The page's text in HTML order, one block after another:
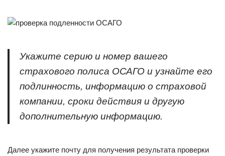
Укажите серию и номер вашего
страхового полиса ОСАГО и узнайте его
подлинность, информацию о страховой
компании, сроки действия и другую
дополнительную информацию.
Далее укажите почту для получения результата проверки